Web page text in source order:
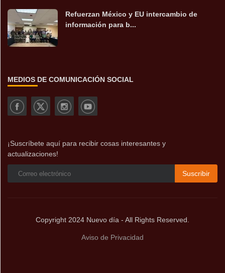
Refuerzan México y EU intercambio de
información para b...
MEDIOS DE COMUNICACIÓN SOCIAL
¡Suscríbete aquí para recibir cosas interesantes y
actualizaciones!
Suscribir
Copyright 2024 Nuevo día - All Rights Reserved.
Aviso de Privacidad